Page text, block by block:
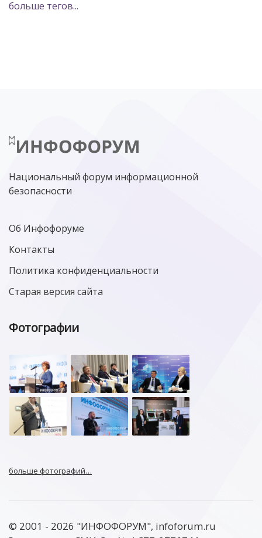
POSITIVE TECHNOLOGIES
МИНЦИФРЫ РОССИИ NGFW
больше тегов...
Национальный форум информационной
безопасности
Об Инфофоруме
Контакты
Политика конфиденциальности
Старая версия сайта
Фотографии
больше фотографий…
© 2001 - 2026 "ИНФОФОРУМ", infoforum.ru